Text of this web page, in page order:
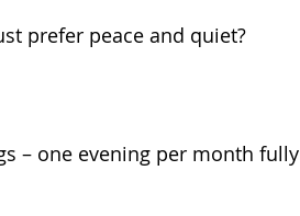
prefer peace and quiet?
– one evening per month fully